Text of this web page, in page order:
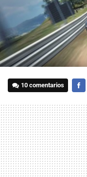
10 comentarios